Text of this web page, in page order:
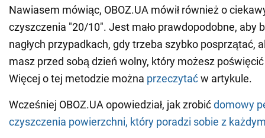
Nawiasem mówiąc, OBOZ.UA mówił również o
czyszczenia "20/10". Jest mało prawdopodobne, aby
nagłych przypadkach, gdy trzeba szybko posprzątać,
masz przed sobą dzień wolny, który możesz
Więcej o tej metodzie można przeczytaćw artykule.
Wcześniej OBOZ.UA opowiedział, jak zrobićdomowy
czyszczenia powierzchni, który poradzi sobie z